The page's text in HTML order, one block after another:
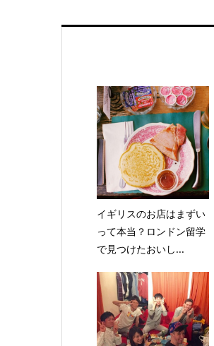
イギリスのお店はまずい
って本当？ロンドン留学
で見つけたおいし...